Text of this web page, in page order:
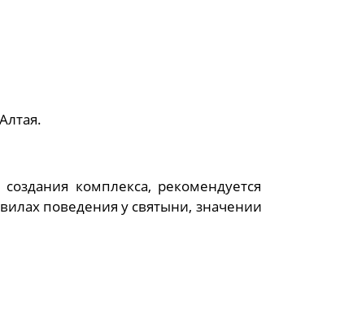
комплекса, рекомендуется
поведения у святыни, значении